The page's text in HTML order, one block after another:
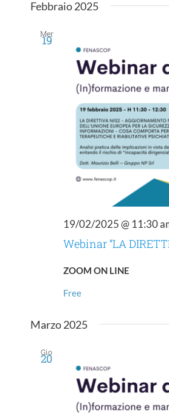
Febbraio 2025
Mer
19
19/02/2025 @ 11:30
Webinar “LA
ZOOM ON LINE
Free
Marzo 2025
Gio
20